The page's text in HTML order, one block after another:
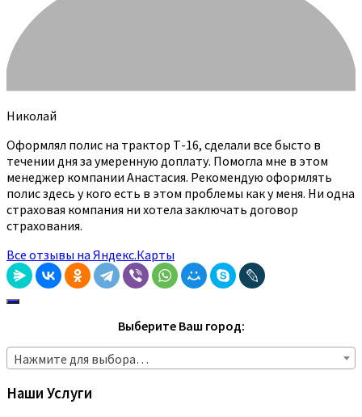
Николай
Оформлял полис на трактор Т-16, сделали все бысто в
течении дня за умеренную доплату. Помогла мне в этом
менеджер компании Анастасия. Рекомендую оформлять
полис здесь у кого есть в этом проблемы как у меня. Ни одна
страховая компания ни хотела заключать договор
страхования.
Все отзывы на Яндекс.Карты
Выберите Ваш город:
Нажмите для выбора…
Наши Услуги